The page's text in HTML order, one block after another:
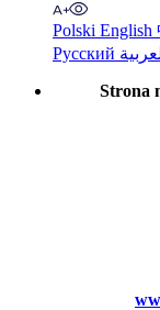
Polski English
Русский
Strona